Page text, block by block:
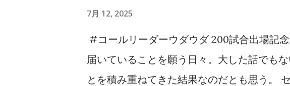
ものすごい数のセレッソ大阪サポーターが
当たり前だ。勿論ご家族の方が多いとは思
ていなかった。 身内以外のサポーターが単
面もあるだろうが、その中でもサポートに
7月 12, 2025
#コールリーダーウダウダ 200試合出場記
届いていることを願う日々。大した話でも
とを積み重ねてきた結果なのだとも思う。